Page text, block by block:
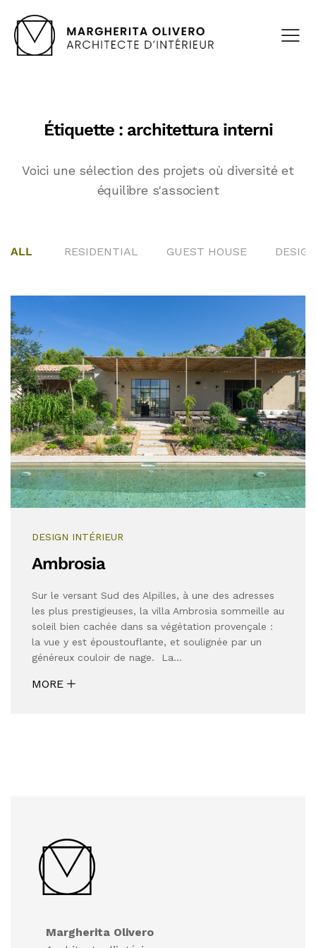
Étiquette : architettura interni
Voici une sélection des projets où diversité et
équilibre s'associent
ALL RESIDENTIAL GUEST HOUSE
DESIGN INTÉRIEUR
Ambrosia
Sur le versant Sud des Alpilles, à une des adresses
les plus prestigieuses, la villa Ambrosia sommeille au
soleil bien cachée dans sa végétation provençale :
la vue y est époustouflante, et soulignée par un
généreux couloir de nage. La…
MORE
Margherita Olivero